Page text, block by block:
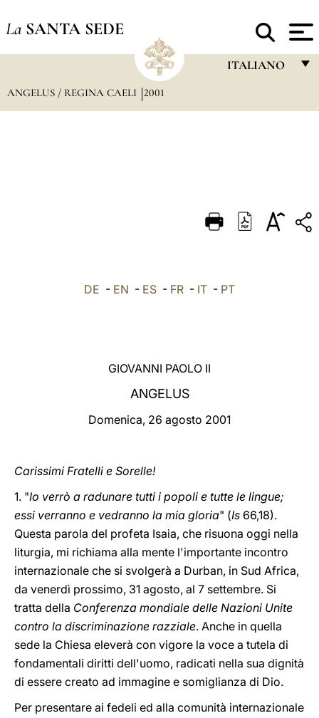
La SANTA SEDE
ITALIANO
DEUTSCH
العربيّة
ANGELUS / REGINA CAELI 2001
DE - EN - ES - FR - IT - PT
GIOVANNI PAOLO II
ANGELUS
Domenica, 26 agosto 2001
Carissimi Fratelli e Sorelle!
1. "Io verrò a radunare tutti i popoli e tutte le lingue;
essi verranno e vedranno la mia gloria" (Is 66,18).
Questa parola del profeta Isaia, che risuona oggi nella
liturgia, mi richiama alla mente l'importante incontro
internazionale che si svolgerà a Durban, in Sud Africa,
da venerdì prossimo, 31 agosto, al 7 settembre. Si
tratta della Conferenza mondiale delle Nazioni Unite
contro la discriminazione razziale. Anche in quella
sede la Chiesa eleverà con vigore la voce a tutela di
fondamentali diritti dell'uomo, radicati nella sua dignità
di essere creato ad immagine e somiglianza di Dio.
Per presentare ai fedeli ed alla comunità internazionale